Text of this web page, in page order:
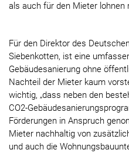
als auch für den Mieter lohnen
Für den Direktor des
Siebenkotten, ist eine
Gebäudesanierung ohne
Nachteil der Mieter kaum
wichtig, „dass neben den
CO2-
Förderungen in Anspruch
Mieter nachhaltig von
und auch die